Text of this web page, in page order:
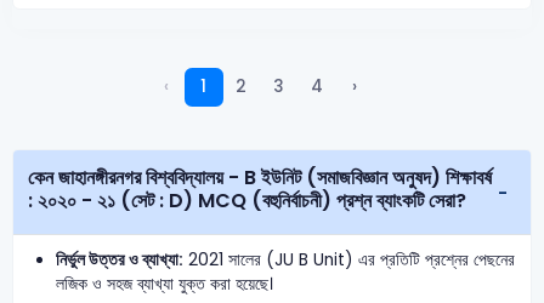
‹ 1 2 3 4 ›
কেন জাহানঙ্গীরনগর বিশ্ববিদ্যালয় - B ইউনিট (সমাজবিজ্ঞান অনুষদ) শিক্ষাবর্ষ
: ২০২০ - ২১ (সেট : D) MCQ (বহুনির্বাচনী) প্রশ্ন ব্যাংকটি সেরা?
নির্ভুল উত্তর ও ব্যাখ্যা: 2021 সালের (JU B Unit) এর প্রতিটি প্রশ্নের পেছনের
লজিক ও সহজ ব্যাখ্যা যুক্ত করা হয়েছে।